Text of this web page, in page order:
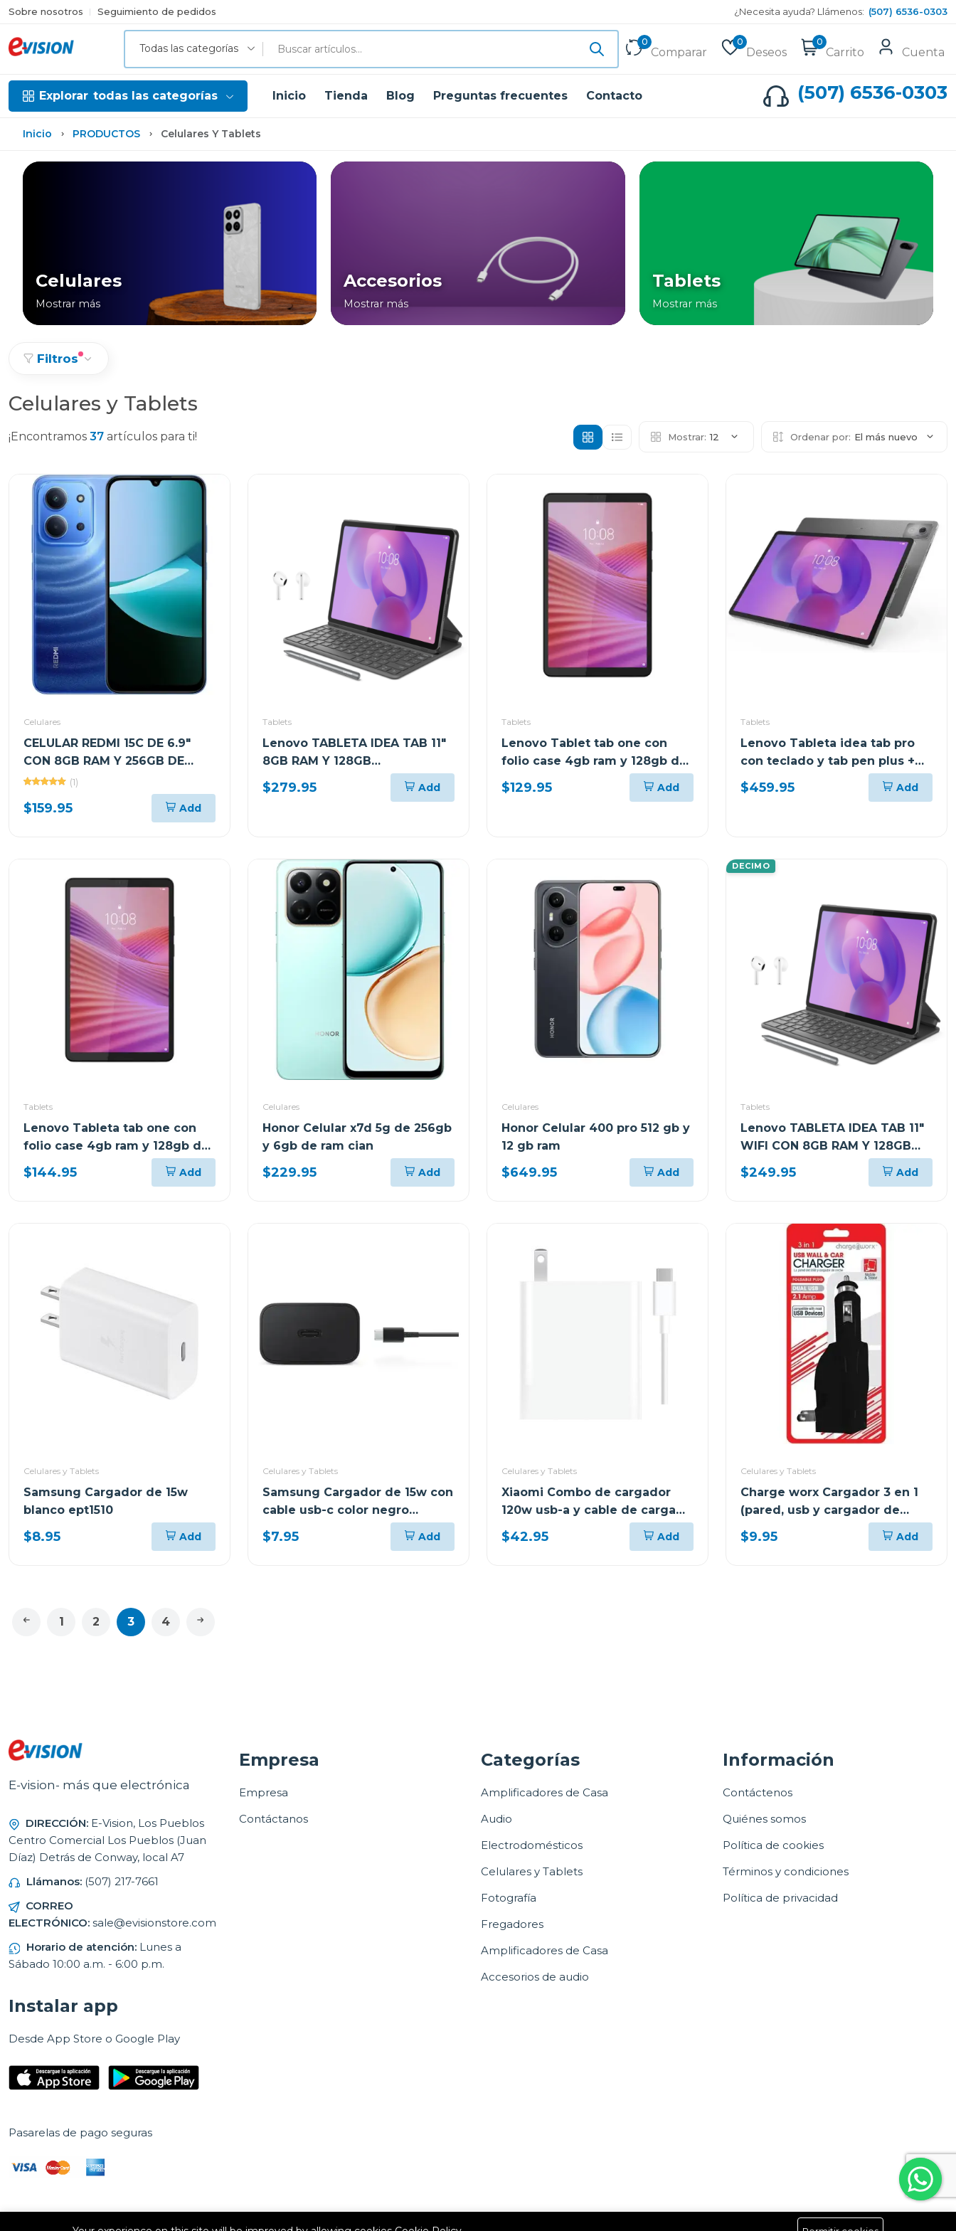
Sobre nosotros Seguimiento de pedidos ¿Necesita ayuda? Llámenos: (507) 6536-0303
Todas las categorías
0
Comparar
0
Deseos
0
Carrito Cuenta
Explorar todas las categorías Inicio Tienda Blog Preguntas frecuentes Contacto (507) 6536-0303
Inicio PRODUCTOS Celulares Y Tablets
Celulares
Mostrar más
Accesorios
Mostrar más
Tablets
Mostrar más
Filtros
Celulares y Tablets
¡Encontramos 37 artículos para ti! Mostrar: 12 Ordenar por: El más nuevo
Celulares
CELULAR REDMI 15C DE 6.9"
CON 8GB RAM Y 256GB DE
ALMACENAMIENTO COLOR
(1)
$159.95 Add
Tablets
Lenovo TABLETA IDEA TAB 11"
8GB RAM Y 128GB
ALMACENAMIENTO GRIS LUNAR
CON TECLADO Y PEN PLUS +
$279.95 Add
Tablets
Lenovo Tablet tab one con
folio case 4gb ram y 128gb de
almacenamiento wifi gris 113
tb305fu
$129.95 Add
Tablets
Lenovo Tableta idea tab pro
con teclado y tab pen plus +
moto buds 8gb de ram y 256
gb
$459.95 Add
Tablets
Lenovo Tableta tab one con
folio case 4gb ram y 128gb de
almacenamiento lte gris 10147
tb305xu
$144.95 Add
Celulares
Honor Celular x7d 5g de 256gb
y 6gb de ram cian
$229.95 Add
Celulares
Honor Celular 400 pro 512 gb y
12 gb ram
$649.95 Add
DECIMO
Tablets
Lenovo TABLETA IDEA TAB 11"
WIFI CON 8GB RAM Y 128GB
ALMACENAMIENTO GRIS LUNAR
CON FOLIO TECLADO Y PEN
$249.95 Add
Celulares y Tablets
Samsung Cargador de 15w
blanco ept1510
$8.95 Add
Celulares y Tablets
Samsung Cargador de 15w con
cable usb-c color negro
ept1510
$7.95 Add
Celulares y Tablets
Xiaomi Combo de cargador
120w usb-a y cable de carga
usb-c mdy13
$42.95 Add
Celulares y Tablets
Charge worx Cargador 3 en 1
(pared, usb y cargador de
coche) cx3025
$9.95 Add
1 2 3 4
E-vision- más que electrónica
DIRECCIÓN: E-Vision, Los Pueblos
Centro Comercial Los Pueblos (Juan
Díaz) Detrás de Conway, local A7
Llámanos: (507) 217-7661
CORREO
ELECTRÓNICO: sale@evisionstore.com
Horario de atención: Lunes a
Sábado 10:00 a.m. - 6:00 p.m.
Empresa
Empresa
Contáctanos
Categorías
Amplificadores de Casa
Audio
Electrodomésticos
Celulares y Tablets
Fotografía
Fregadores
Amplificadores de Casa
Accesorios de audio
Información
Contáctenos
Quiénes somos
Política de cookies
Términos y condiciones
Política de privacidad
Instalar app
Desde App Store o Google Play
Pasarelas de pago seguras